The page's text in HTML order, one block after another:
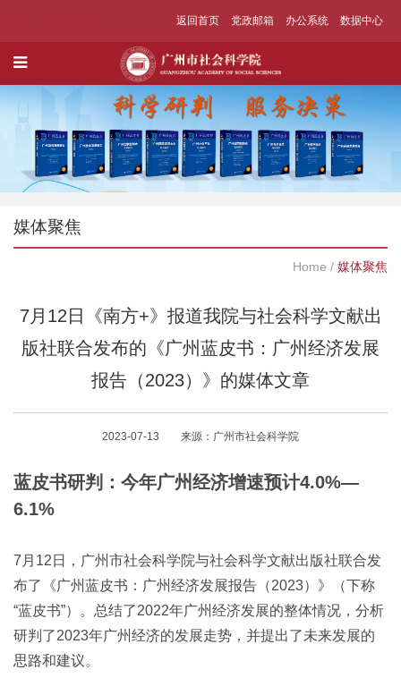
返回首页 党政邮箱 办公系统 数据中心
媒体聚焦
Home / 媒体聚焦
7月12日《南方+》报道我院与社会科学文献出
版社联合发布的《广州蓝皮书：广州经济发展
报告（2023）》的媒体文章
2023-07-13 来源：广州市社会科学院
蓝皮书研判：今年广州经济增速预计4.0%—
6.1%
7月12日，广州市社会科学院与社会科学文献出版社联合发
布了《广州蓝皮书：广州经济发展报告（2023）》（下称
“蓝皮书”）。总结了2022年广州经济发展的整体情况，分析
研判了2023年广州经济的发展走势，并提出了未来发展的
思路和建议。